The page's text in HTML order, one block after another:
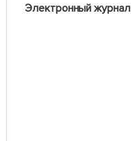
Электронный журнал